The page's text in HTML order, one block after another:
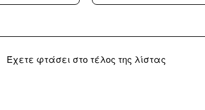
multi
(3
άτοκες
Έχετε φτάσει στο τέλος της λίστας